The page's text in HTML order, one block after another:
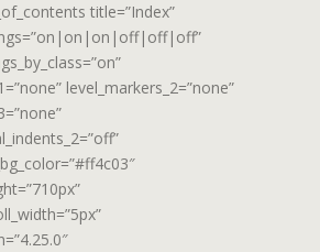
title=”Index”
level_markers_2=”none”